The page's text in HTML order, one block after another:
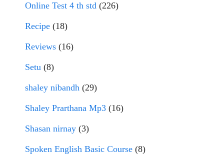
Online Test 4 th std (226)
Recipe (18)
Reviews (16)
Setu (8)
shaley nibandh (29)
Shaley Prarthana Mp3 (16)
Shasan nirnay (3)
Spoken English Basic Course (8)